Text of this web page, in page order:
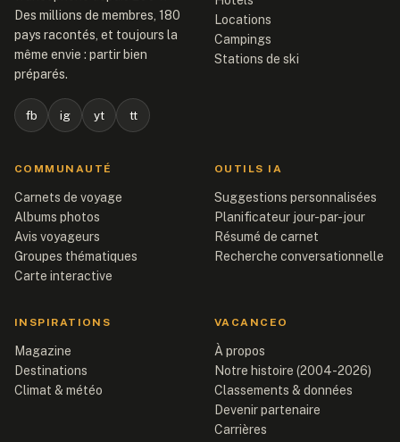
Des millions de membres, 180
pays racontés, et toujours la
même envie : partir bien
préparés.
fb ig yt tt
Locations
Campings
Stations de ski
COMMUNAUTÉ
Carnets de voyage
Albums photos
Avis voyageurs
Groupes thématiques
Carte interactive
OUTILS IA
Suggestions personnalisées
Planificateur jour-par-jour
Résumé de carnet
Recherche conversationnelle
INSPIRATIONS
Magazine
Destinations
Climat & météo
VACANCEO
À propos
Notre histoire (2004-2026)
Classements & données
Devenir partenaire
Carrières